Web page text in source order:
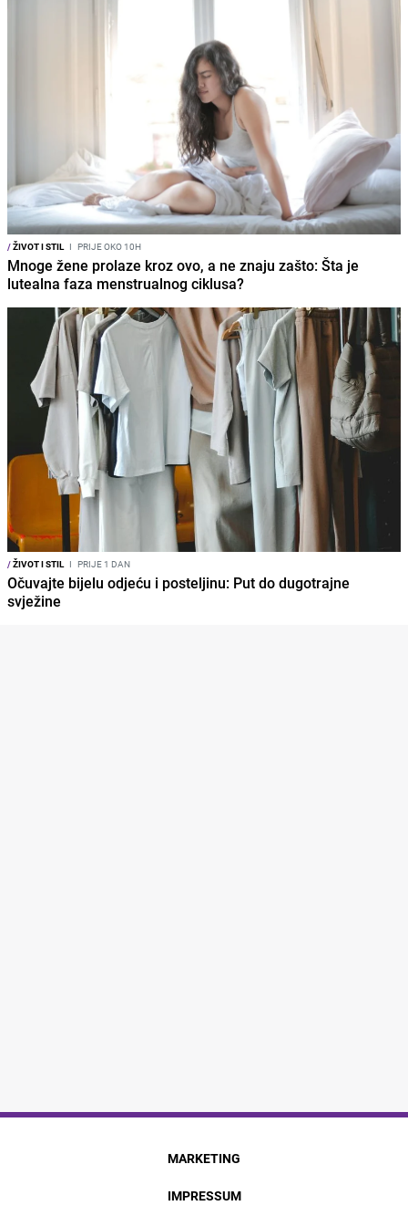
/ŽIVOT I STIL I PRIJE OKO 10H
Mnoge žene prolaze kroz ovo, a ne znaju zašto: Šta je
lutealna faza menstrualnog ciklusa?
/ŽIVOT I STIL I PRIJE 1 DAN
Očuvajte bijelu odjeću i posteljinu: Put do dugotrajne
svježine
MARKETING
IMPRESSUM